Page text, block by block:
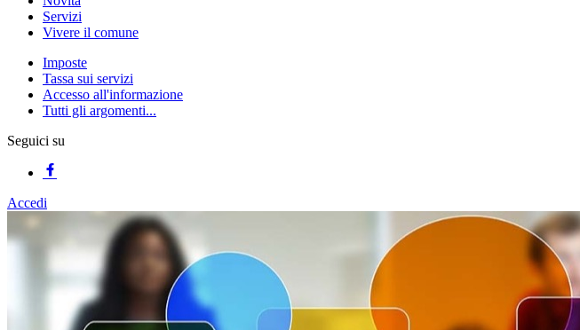
Servizi
Vivere il comune
Imposte
Tassa sui servizi
Accesso all'informazione
Tutti gli argomenti...
Seguici su
Accedi